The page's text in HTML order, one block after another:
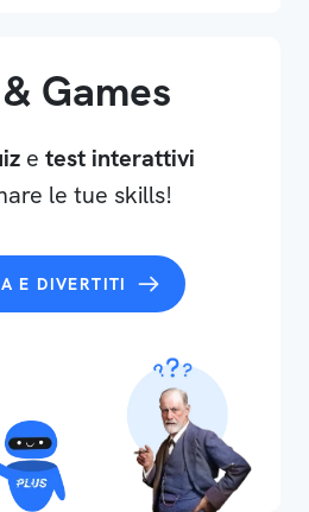
Games
e test interattivi
le tue skills!
E DIVERTITI